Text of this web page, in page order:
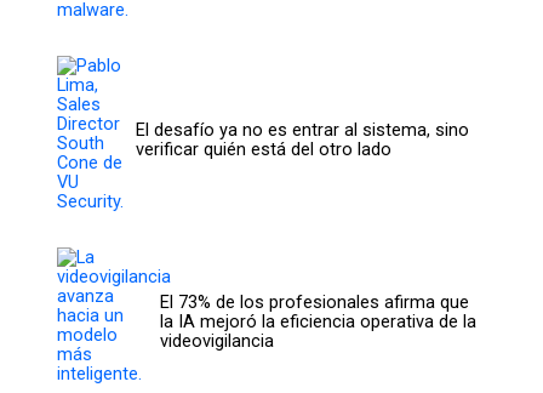
El desafío ya no es entrar al sistema, sino
verificar quién está del otro lado
El 73% de los profesionales afirma que
la IA mejoró la eficiencia operativa de la
videovigilancia